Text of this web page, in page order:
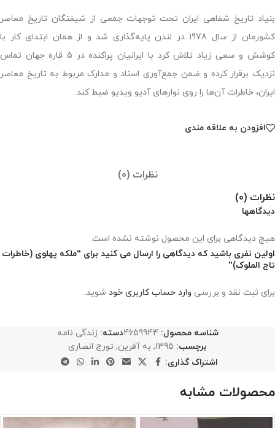
بنیاد تاریخ شفاهی ایران تحت توجهات جمعی از شیفتگان تاریخ معاصر
کشورمان از سال 1978 در لندن پایه‌گذاری شد و از همان ابتدای کار با
کوشش و سعی زیاد تلاش کرد با ایرانیان پراکنده در 5 قاره جهان تماس
نزدیک برقرار کرده و ضمن جمع‌آوری اسناد و مدارک مربوط به تاریخ معاصر
ایران، خاطرات آن‌ها را روی نوارهای آدیو ویدیو ضبط کند.
افزودن به علاقه مندی
نظرات (0)
نظرات (0)
دیدگاهها
هیچ دیدگاهی برای این محصول نوشته نشده است.
اولین نفری باشید که دیدگاهی را ارسال می کنید برای “ملکه پهلوی (خاطرات
تاج الملوک)”
برای ثبت نقد و بررسی وارد حساب کاربری خود شوید.
شناسه محصول:4659944دسته: زندگی نامه
برچسب: 1395
, به آفرین, تورج انصاری
اشتراک گذاری:
محصولات مشابه